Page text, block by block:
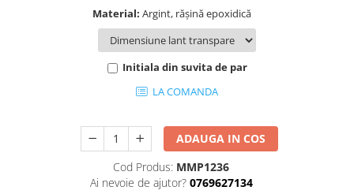
Material: Argint, rășină epoxidică
Initiala din suvita de par
LA COMANDA
ADAUGA IN COS
Cod Produs: MMP1236
Ai nevoie de ajutor? 0769627134